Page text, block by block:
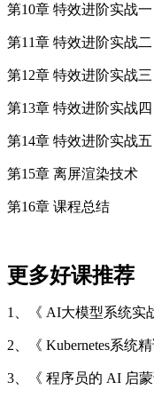
第10章 特效进阶实战
第11章 特效进阶实战
第12章 特效进阶实战
第13章 特效进阶实战
第14章 特效进阶实战
第15章 离屏渲染技术
第16章 课程总结
更多好课推荐
1、《 AI大模型系统实
2、《 Kubernetes系统
3、《 程序员的 AI 启蒙